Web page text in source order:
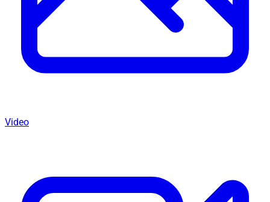
Video